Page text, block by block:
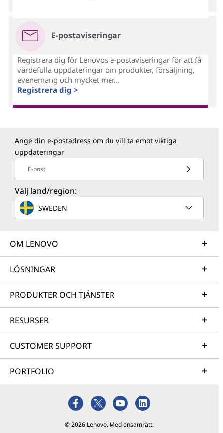
E-postaviseringar
Registrera dig för Lenovos e-postaviseringar för att få
värdefulla uppdateringar om produkter, försäljning,
evenemang och mycket mer...
Registrera dig >
Ange din e-postadress om du vill ta emot viktiga
uppdateringar
E-post
Välj land/region:
SWEDEN
OM LENOVO
LÖSNINGAR
PRODUKTER OCH TJÄNSTER
RESURSER
CUSTOMER SUPPORT
PORTFOLIO
© 2026 Lenovo. Med ensamrätt.